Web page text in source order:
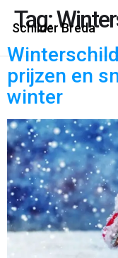
Schilder Breda
Tag:
prijzen en
winter